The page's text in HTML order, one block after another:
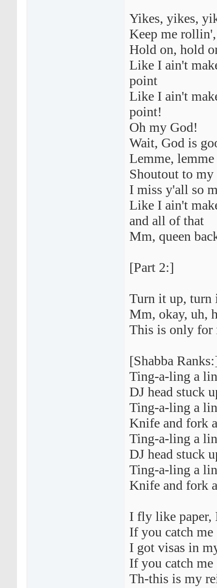
Yikes, yikes,
Keep me
Hold on, hold
Like I ain't
point
Like I ain't
point!
Oh my God!
Wait, God is
Lemme,
Shoutout to
I miss y'all so
Like I ain't
and all of that
Mm, queen
[Part 2:]
Turn it up, turn
Mm, okay, uh,
This is only for
[Shabba
Ting-a-ling a
DJ head stuck
Ting-a-ling a
Knife and fork
Ting-a-ling a
DJ head stuck
Ting-a-ling a
Knife and fork
I fly like paper,
If you catch
I got visas in
If you catch
Th-this is my